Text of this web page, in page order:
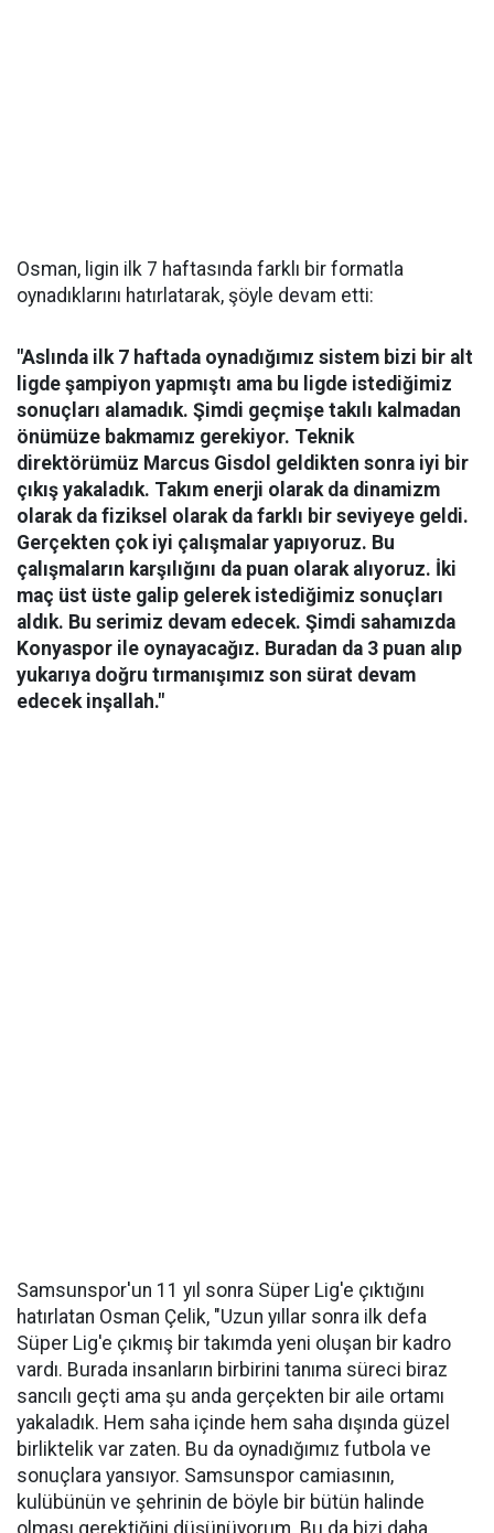
Osman, ligin ilk 7 haftasında farklı bir formatla
oynadıklarını hatırlatarak, şöyle devam etti:
"Aslında ilk 7 haftada oynadığımız sistem bizi bir alt
ligde şampiyon yapmıştı ama bu ligde istediğimiz
sonuçları alamadık. Şimdi geçmişe takılı kalmadan
önümüze bakmamız gerekiyor. Teknik
direktörümüz Marcus Gisdol geldikten sonra iyi bir
çıkış yakaladık. Takım enerji olarak da dinamizm
olarak da fiziksel olarak da farklı bir seviyeye geldi.
Gerçekten çok iyi çalışmalar yapıyoruz. Bu
çalışmaların karşılığını da puan olarak alıyoruz. İki
maç üst üste galip gelerek istediğimiz sonuçları
aldık. Bu serimiz devam edecek. Şimdi sahamızda
Konyaspor ile oynayacağız. Buradan da 3 puan alıp
yukarıya doğru tırmanışımız son sürat devam
edecek inşallah."
Samsunspor'un 11 yıl sonra Süper Lig'e çıktığını
hatırlatan Osman Çelik, "Uzun yıllar sonra ilk defa
Süper Lig'e çıkmış bir takımda yeni oluşan bir kadro
vardı. Burada insanların birbirini tanıma süreci biraz
sancılı geçti ama şu anda gerçekten bir aile ortamı
yakaladık. Hem saha içinde hem saha dışında güzel
birliktelik var zaten. Bu da oynadığımız futbola ve
sonuçlara yansıyor. Samsunspor camiasının,
kulübünün ve şehrinin de böyle bir bütün halinde
olması gerektiğini düşünüyorum. Bu da bizi daha